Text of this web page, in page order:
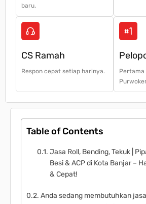
Table of Contents
Jasa Roll, Bending, Tekuk |
Besi & ACP di Kota Banjar –
& Cepat!
Anda sedang membutuhkan
baru.
CS Ramah
Respon cepat setiap harinya.
Pertama